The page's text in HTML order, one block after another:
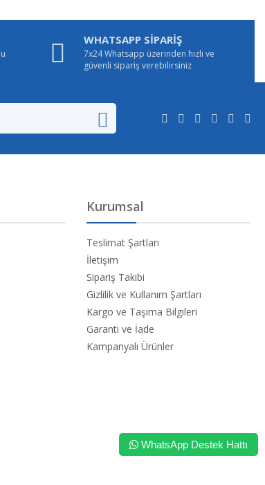
WHATSAPP SİPARİŞ
7x24 Whatsapp üzerinden hızlı ve
güvenli sipariş verebilirsiniz
Kurumsal
Teslimat Şartları
İletişim
Sipariş Takibi
Gizlilik ve Kullanım Şartları
Kargo ve Taşıma Bilgileri
Garanti ve İade
Kampanyalı Ürünler
WhatsApp Destek Hattı